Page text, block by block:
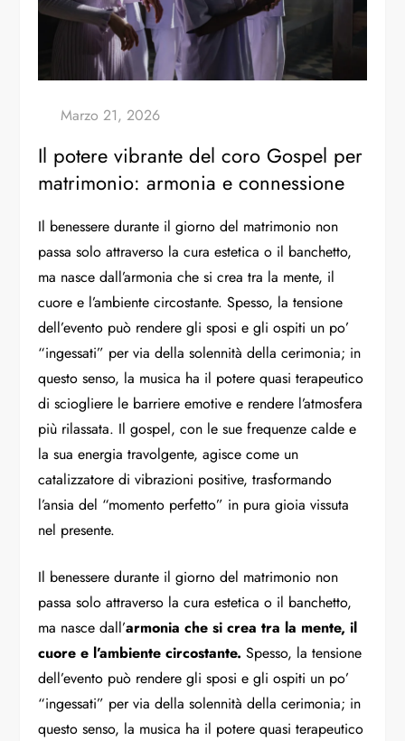
Il potere vibrante del coro Gospel per
matrimonio: armonia e connessione
Il benessere durante il giorno del matrimonio non
passa solo attraverso la cura estetica o il banchetto,
ma nasce dall’armonia che si crea tra la mente, il
cuore e l’ambiente circostante. Spesso, la tensione
dell’evento può rendere gli sposi e gli ospiti un po’
“ingessati” per via della solennità della cerimonia; in
questo senso, la musica ha il potere quasi terapeutico
di sciogliere le barriere emotive e rendere l’atmosfera
più rilassata. Il gospel, con le sue frequenze calde e
la sua energia travolgente, agisce come un
catalizzatore di vibrazioni positive, trasformando
l’ansia del “momento perfetto” in pura gioia vissuta
nel presente.
Il benessere durante il giorno del matrimonio non
passa solo attraverso la cura estetica o il banchetto,
ma nasce dall’armonia che si crea tra la mente, il
cuore e l’ambiente circostante.Spesso, la tensione
dell’evento può rendere gli sposi e gli ospiti un po’
“ingessati” per via della solennità della cerimonia; in
questo senso, la musica ha il potere quasi terapeutico